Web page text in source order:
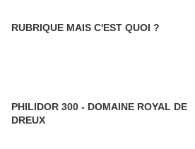
RUBRIQUE MAIS C'EST QUOI ?
PHILIDOR 300 - DOMAINE ROYAL DE
DREUX